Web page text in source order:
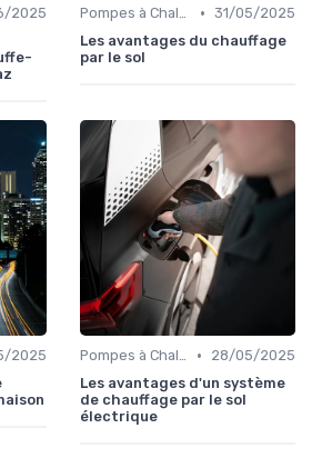
2025
Pompes à Chaleur et Géothermie • 31/05/2025
Les avantages du chauffage
par le sol
2025
Pompes à Chaleur et Géothermie •
28/05/2025
Les avantages d'un système
de chauffage par le sol
électrique